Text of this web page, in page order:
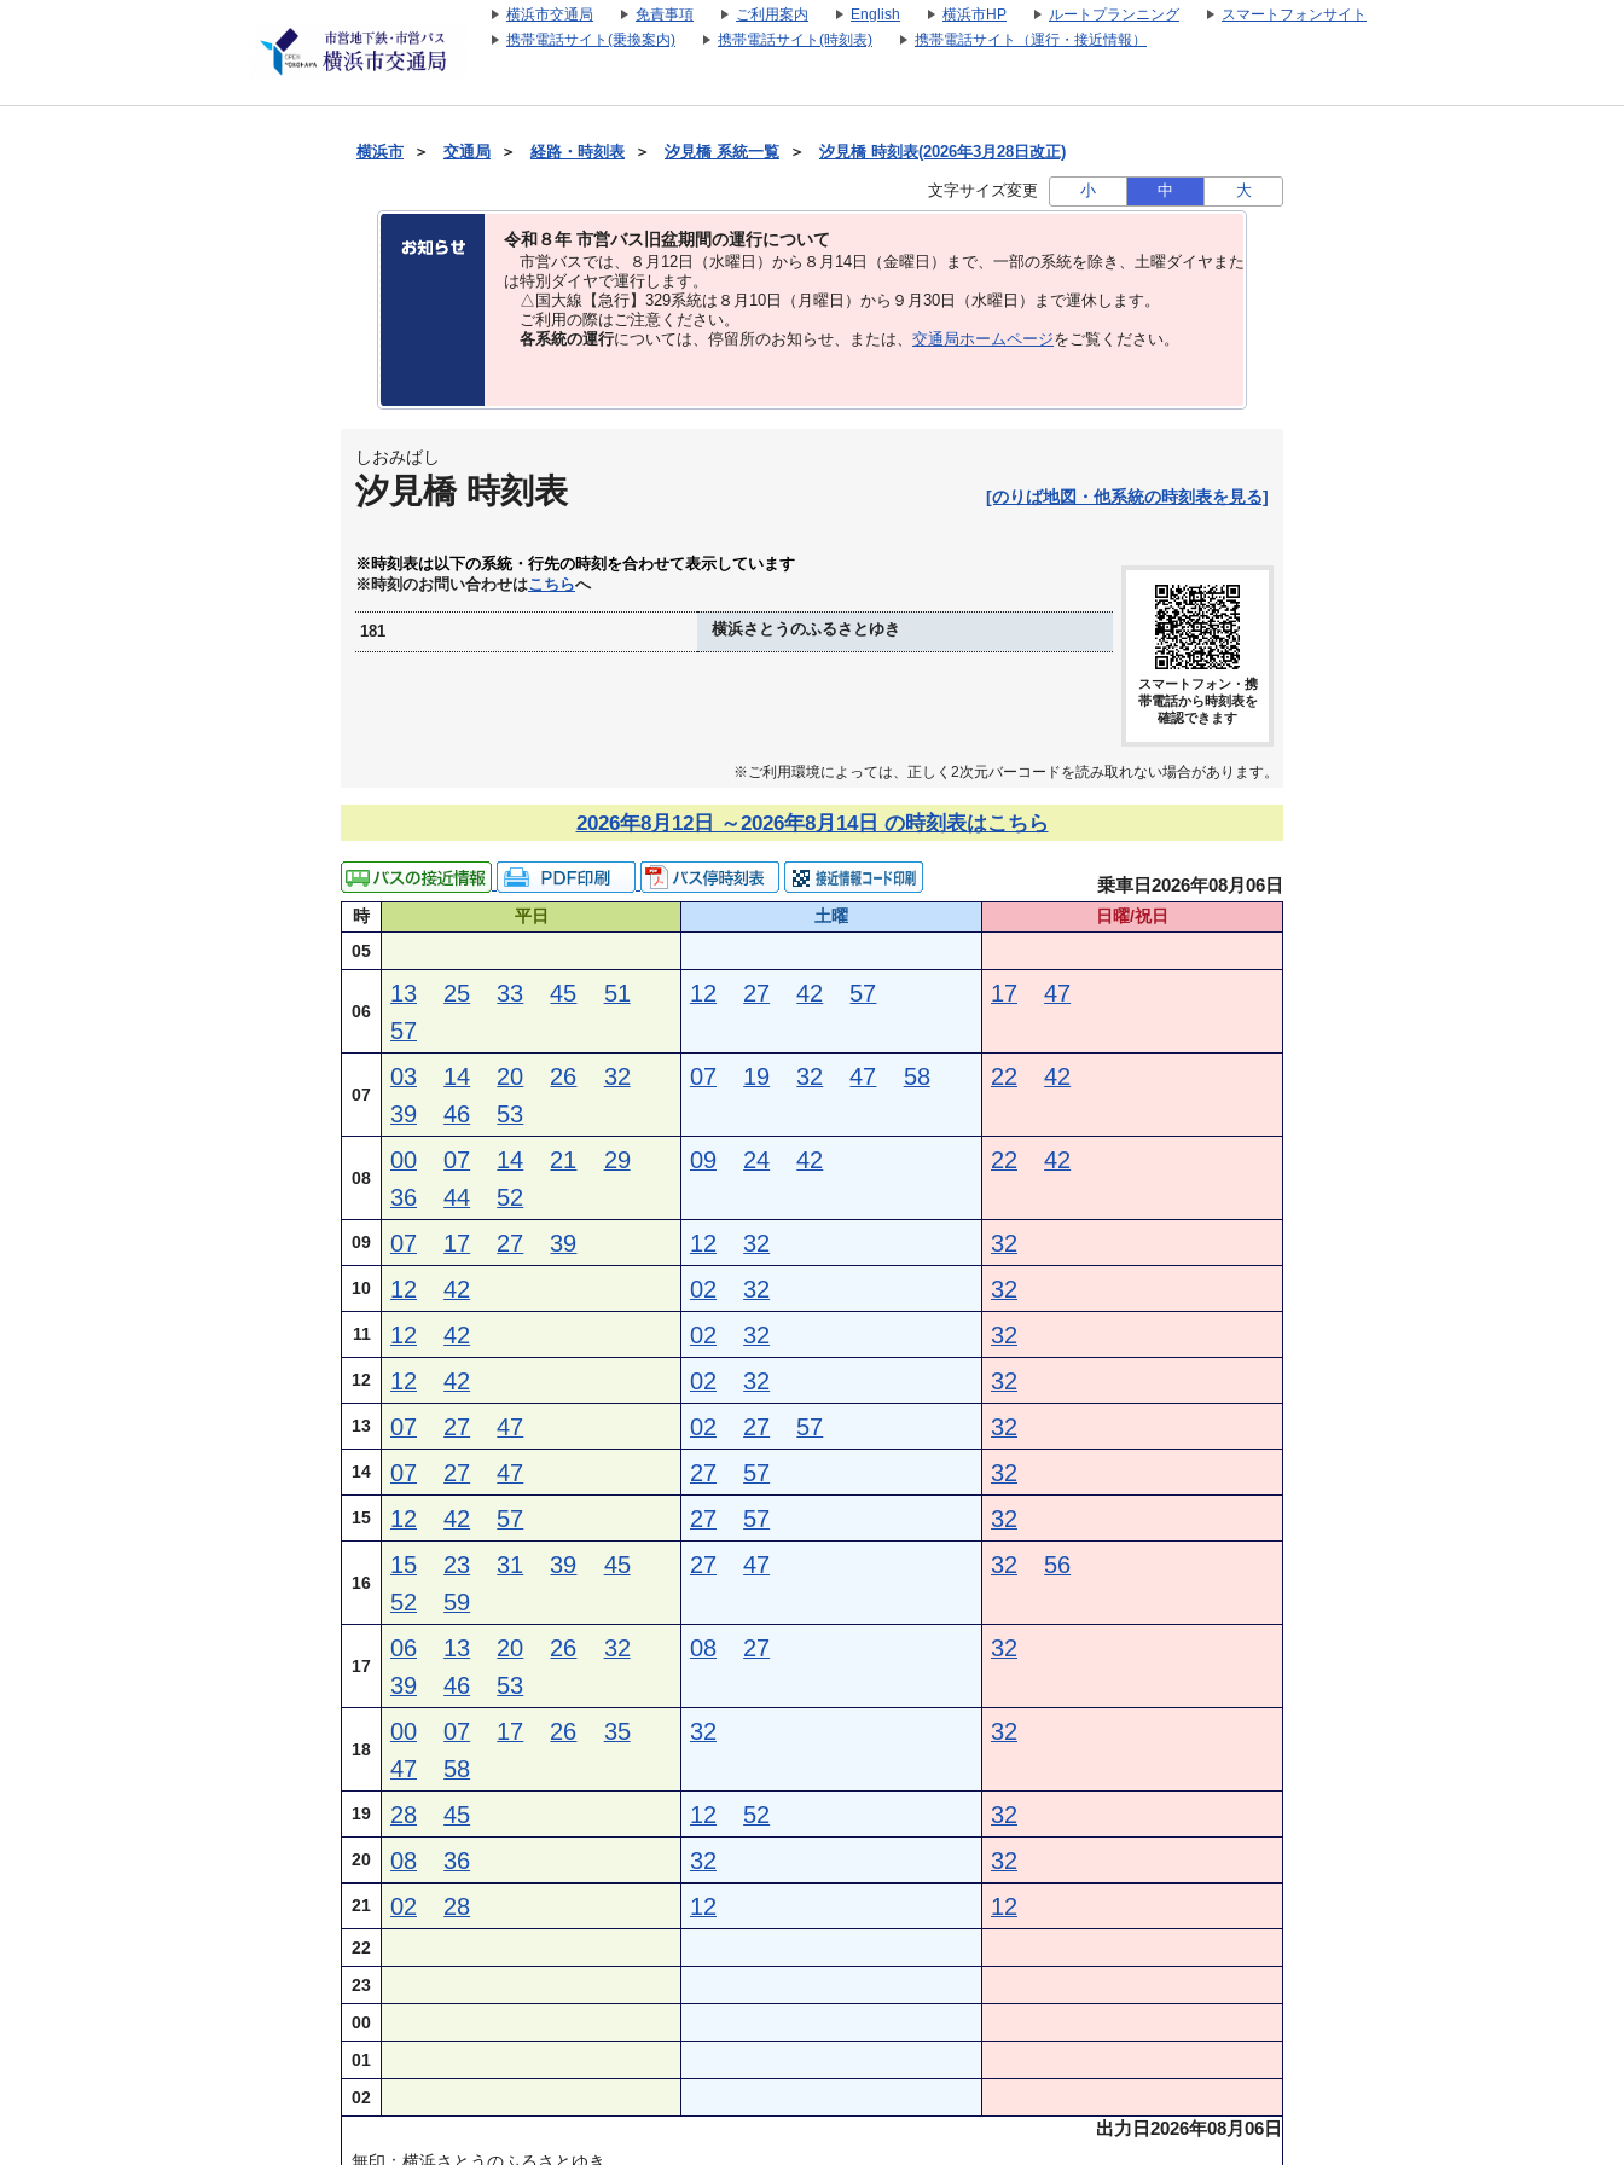
横浜市交通局 免責事項 ご利用案内 English 横浜市HP ルートプランニング
スマートフォンサイト
携帯電話サイト(乗換案内)
携帯電話サイト(時刻表) 携帯電話サイト（運行・接近情報）
横浜市 ＞ 交通局 ＞ 経路・時刻表 ＞ 汐見橋 系統一覧 ＞ 汐見橋 時刻表(2026年3月28日改正)
文字サイズ変更 小 中 大
令和８年 市営バス旧盆期間の運行について
市営バスでは、８⽉12⽇（水曜日）から８⽉14⽇（金曜日）まで、⼀部の系統を除き、⼟曜ダイヤまた
は特別ダイヤで運⾏します。
△国大線【急行】329系統は８月10日（月曜日）から９月30日（水曜日）まで運休します。
ご利用の際はご注意ください。
各系統の運行については、停留所のお知らせ、または、 交通局ホームページをご覧ください。
しおみばし
汐見橋 時刻表 [のりば地図・他系統の時刻表を見る]
※時刻表は以下の系統・行先の時刻を合わせて表示しています
※時刻のお問い合わせはこちらへ
181 横浜さとうのふるさとゆき
スマートフォン・携
帯電話から時刻表を
確認できます
※ご利用環境によっては、正しく2次元バーコードを読み取れない場合があります。
2026年8月12日 ～2026年8月14日 の時刻表はこちら
乗車日2026年08月06日
時 平日 土曜
日曜/祝日
05
06
13 25 33 45
51
57
12 27 42 57 17 47
07
03 14 20 26
32
39
46 53
07 19 32 47 58 22 42
08
00 07 14 21
29
36
44 52
09 24 42 22 42
09 07 17 27 39 12 32 32
10 12 42 02 32 32
11 12 42 02 32 32
12 12 42 02 32 32
13 07 27 47 02 27 57 32
14 07 27 47 27 57 32
15 12 42 57 27 57 32
16
15 23 31 39
45
52
59
27 47 32 56
17
06 13 20 26
32
39
46 53
08 27 32
18
00 07 17 26
35
47
58
32 32
19 28 45 12 52 32
20 08 36 32 32
21 02 28 12 12
22
23
00
01
02
出力日2026年08月06日